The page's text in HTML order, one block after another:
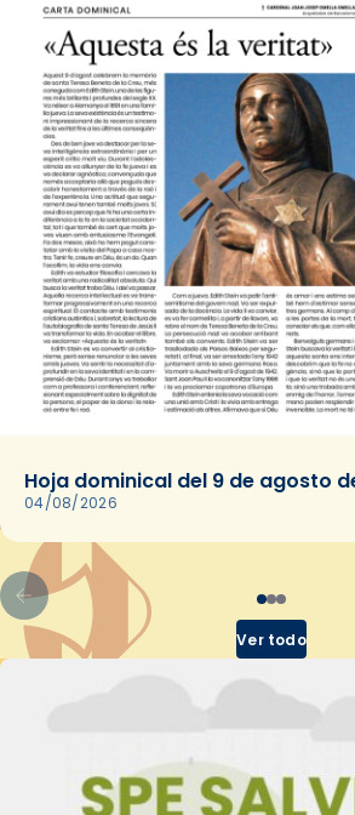
Hoja dominical del 9 de agosto
04/08/2026
Ver todo